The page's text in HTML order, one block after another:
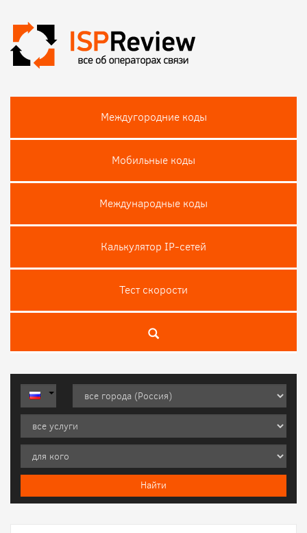
Междугородние коды
Мобильные коды
Международные коды
Калькулятор IP-сетей
Тест скороcти